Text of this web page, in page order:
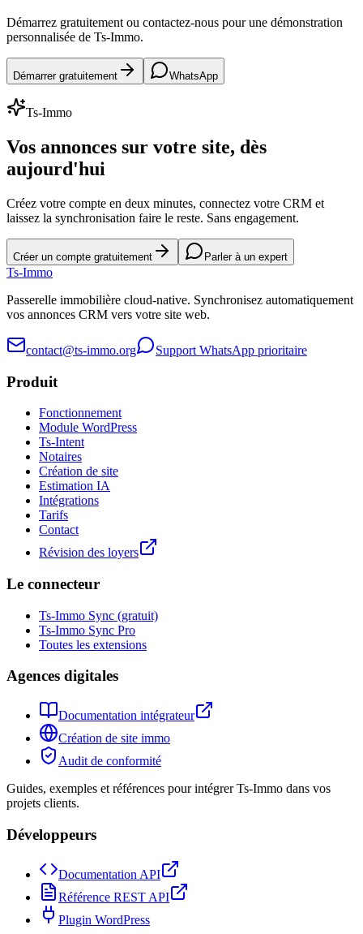
Démarrez gratuitement ou contactez-nous pour une démonstration
personnalisée de Ts-Immo.
Démarrer gratuitement WhatsApp
Ts-Immo
Vos annonces sur votre site, dès
aujourd'hui
Créez votre compte en deux minutes, connectez votre CRM et
laissez la synchronisation faire le reste. Sans engagement.
Créer un compte gratuitement Parler à un expert
Ts-Immo
Passerelle immobilière cloud-native. Synchronisez automatiquement
vos annonces CRM vers votre site web.
contact@ts-immo.org Support WhatsApp prioritaire
Produit
Fonctionnement
Module WordPress
Ts-Intent
Notaires
Création de site
Estimation IA
Intégrations
Tarifs
Contact
Révision des loyers
Le connecteur
Ts-Immo Sync (gratuit)
Ts-Immo Sync Pro
Toutes les extensions
Agences digitales
Documentation intégrateur
Création de site immo
Audit de conformité
Guides, exemples et références pour intégrer Ts-Immo dans vos
projets clients.
Développeurs
Documentation API
Référence REST API
Plugin WordPress